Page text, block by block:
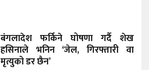
बंगलादेश फर्किने घोषणा गर्दै शेख
हसिनाले भनिन ‘जेल, गिरफ्तारी वा
मृत्युको डर छैन’